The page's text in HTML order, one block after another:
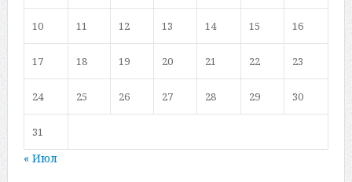
10 11 12 13 14 15 16
17 18 19 20 21 22 23
24 25 26 27 28 29 30
31
« Июл